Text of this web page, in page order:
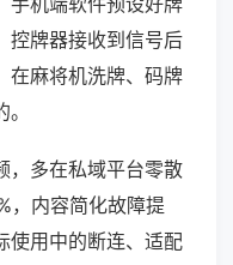
控牌器接收到信号后
在麻将机洗牌、码牌
，多在私域平台零散
，内容简化故障提
使用中的断连、适配